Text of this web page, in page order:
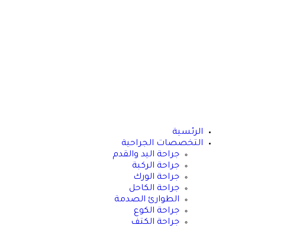
الرئسية
التخصصات الجراحية
جراحة اليد والقدم
جراحة الركبة
جراحة الورك
جراحة الكاحل
الطوارئ الصدمة
جراحة الكوع
جراحة الكتف